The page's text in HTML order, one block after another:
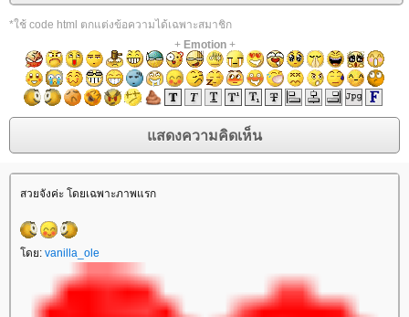
*ใช้ code html ตกแต่งข้อความได้เฉพาะสมาชิก
+ Emotion+
สวยจังค่ะ โดยเฉพาะภาพแรก
ดย: vanilla_ole